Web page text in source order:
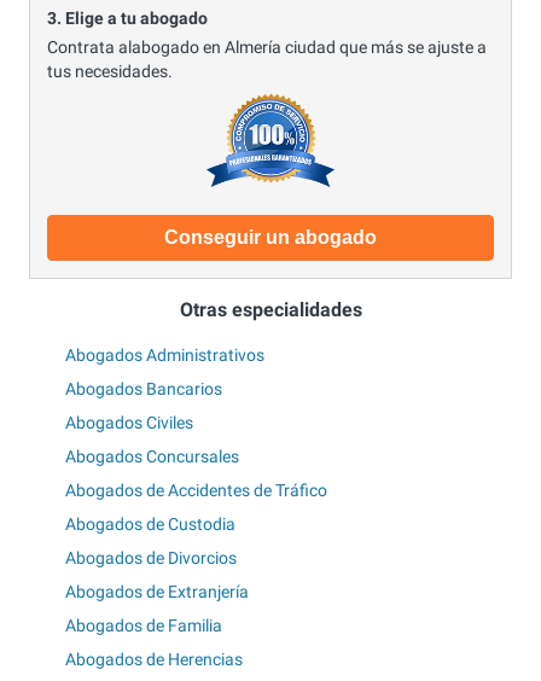
3. Elige a tu abogado
Contrata alabogado en Almería ciudad que más se ajuste a
tus necesidades.
Conseguir un abogado
Otras especialidades
Abogados Administrativos
Abogados Bancarios
Abogados Civiles
Abogados Concursales
Abogados de Accidentes de Tráfico
Abogados de Custodia
Abogados de Divorcios
Abogados de Extranjería
Abogados de Familia
Abogados de Herencias